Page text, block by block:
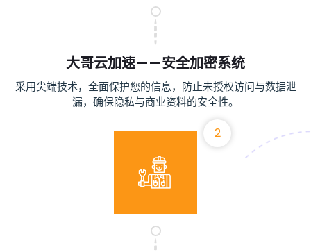
大哥云加速——安全加密系统
采用尖端技术，全面保护您的信息，防止未授权访问与数据泄
漏，确保隐私与商业资料的安全性。
2